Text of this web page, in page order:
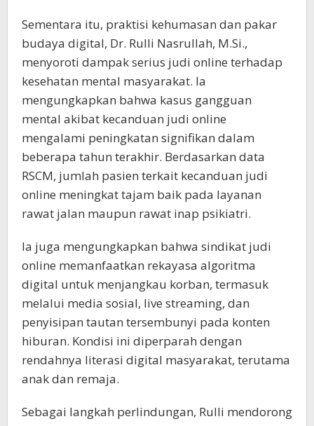
Sementara itu, praktisi kehumasan dan pakar
budaya digital, Dr. Rulli Nasrullah, M.Si.,
menyoroti dampak serius judi online terhadap
kesehatan mental masyarakat. Ia
mengungkapkan bahwa kasus gangguan
mental akibat kecanduan judi online
mengalami peningkatan signifikan dalam
beberapa tahun terakhir. Berdasarkan data
RSCM, jumlah pasien terkait kecanduan judi
online meningkat tajam baik pada layanan
rawat jalan maupun rawat inap psikiatri.
Ia juga mengungkapkan bahwa sindikat judi
online memanfaatkan rekayasa algoritma
digital untuk menjangkau korban, termasuk
melalui media sosial, live streaming, dan
penyisipan tautan tersembunyi pada konten
hiburan. Kondisi ini diperparah dengan
rendahnya literasi digital masyarakat, terutama
anak dan remaja.
Sebagai langkah perlindungan, Rulli mendorong